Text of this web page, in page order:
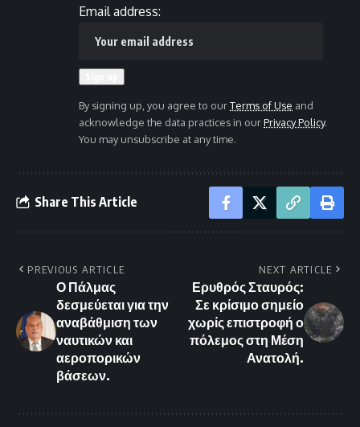
Email address:
By signing up, you agree to ourTerms of Use and
acknowledge the data practices in ourPrivacy Policy.
You may unsubscribe at any time.
Share This Article
PREVIOUS ARTICLE
Ο Πάλμας
δεσμεύεται για την
αναβάθμιση των
ναυτικών και
αεροπορικών
βάσεων.
NEXT ARTICLE
Ερυθρός Σταυρός:
Σε κρίσιμο σημείο
χωρίς επιστροφή ο
πόλεμος στη Μέση
Ανατολή.